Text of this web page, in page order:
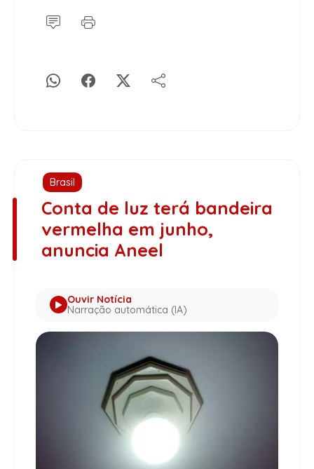
Brasil
Conta de luz terá bandeira
vermelha em junho,
anuncia Aneel
Ouvir Notícia
Narração automática (IA)